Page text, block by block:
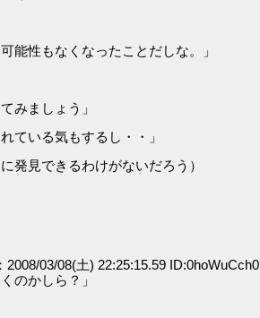
能性もなくなったことだしな。」
みましょう」
ている気もするし・・」
発見できるわけがないだろう）
2008/03/08(土) 22:25:15.59 ID:0hoWuCch0
のかしら？」